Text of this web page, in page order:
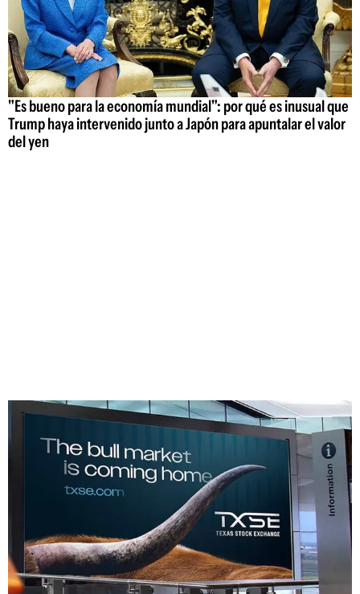
"Es bueno para la economía mundial": por qué es inusual que
Trump haya intervenido junto a Japón para apuntalar el valor
del yen